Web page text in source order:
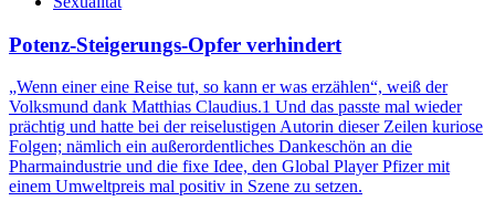
Potenz-Steigerungs-Opfer verhindert
„Wenn einer eine Reise tut, so kann er was erzählen“, weiß der
Volksmund dank Matthias Claudius.1 Und das passte mal wieder
prächtig und hatte bei der reiselustigen Autorin dieser Zeilen kuriose
Folgen; nämlich ein außerordentliches Dankeschön an die
Pharmaindustrie und die fixe Idee, den Global Player Pfizer mit
einem Umweltpreis mal positiv in Szene zu setzen.